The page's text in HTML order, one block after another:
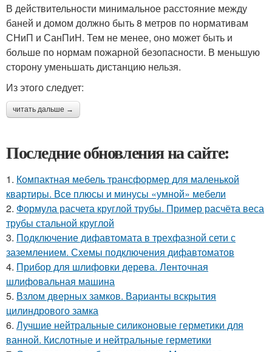
В действительности минимальное расстояние между
баней и домом должно быть 8 метров по нормативам
СНиП и СанПиН. Тем не менее, оно может быть и
больше по нормам пожарной безопасности. В меньшую
сторону уменьшать дистанцию нельзя.
Из этого следует:
читать дальше →
Последние обновления на сайте:
1. Компактная мебель трансформер для маленькой
квартиры. Все плюсы и минусы «умной» мебели
2. Формула расчета круглой трубы. Пример расчёта веса
трубы стальной круглой
3. Подключение дифавтомата в трехфазной сети с
заземлением. Схемы подключения дифавтоматов
4. Прибор для шлифовки дерева. Ленточная
шлифовальная машина
5. Взлом дверных замков. Варианты вскрытия
цилиндрового замка
6. Лучшие нейтральные силиконовые герметики для
ванной. Кислотные и нейтральные герметики